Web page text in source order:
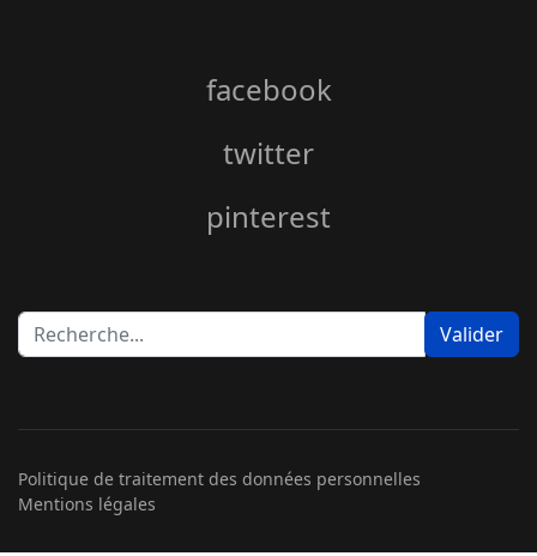
facebook
twitter
pinterest
Rechercher Valider
Politique de traitement des données personnelles
Mentions légales